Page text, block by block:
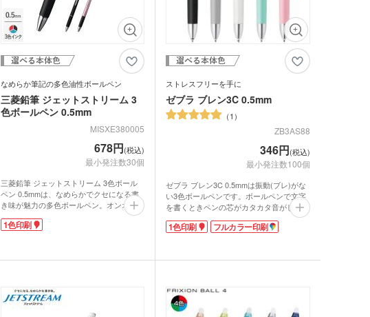
なめらか筆記の多色油性ボールペン
三菱鉛筆 ジェットストリーム 3
色ボールペン 0.5mm
MISXE380005
678円(税込)
最小発注数30個
三菱鉛筆 ジェットストリーム 3色ボール
ペン 0.5mmは、なめらかでクセになる書
き味が魅力の多色ボールペン。オンオフ問
わず使いやすい、黒・赤・青の超・低摩擦
ジェットストリームインクを搭載していま
たりかすれやすい印象のある油性インクで
軸に1色で名入れできるので、企業名や学
校名を印刷すれば販促効果抜群!おしゃれ
1色印刷
ストレスフリーを手に
ゼブラ ブレン3C 0.5mm
1
ZB3AS88
346円(税込)
最小発注数100個
ゼブラ ブレン3C 0.5mmは振動(ブレ)がな
い3色ボールペンです。ボールペンで文字
を書くときペンの芯がカタカタ音がしたこ
とはありませんか?紙とペン先の接触やペ
ン内部の「振動(ブレ)」がペンを持つ指に
3C 0.5mmは筆記振動(ブレ)を制御したゼ
スタイリッシュでシームレスなデザインは
「世界が尊敬する日本人100人」に選ばれ
1色印刷 フルカラー印刷
バスグッズ
消臭・芳香剤・アロマ
ミラー
名入れマスク(オリジナル印
刷)
日傘(UV対策)
ランタン
スポーツ